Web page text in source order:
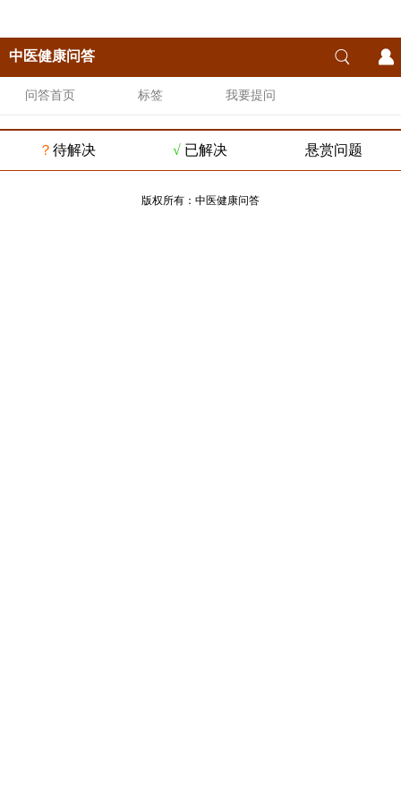
中医健康问答
问答首页 标签 我要提问
？ 待解决 √ 已解决 悬赏问题
版权所有： 中医健康问答